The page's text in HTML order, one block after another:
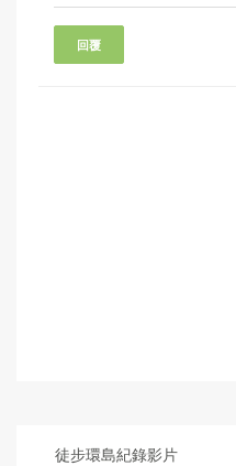
回覆
徒步環島紀錄影片